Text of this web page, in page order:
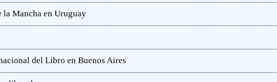
la Mancha en Uruguay
del Libro en Buenos Aires